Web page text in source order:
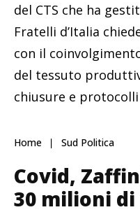
del CTS che ha
Fratelli d’Italia
con il
del tessuto
chiusure e protocolli
Home Sud Politica
Covid,
30 milioni